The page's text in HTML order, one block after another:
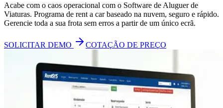
Acabe com o caos operacional com o Software de Aluguer de
Viaturas. Programa de rent a car baseado na nuvem, seguro e rápido.
Gerencie toda a sua frota sem erros a partir de um único ecrã.
SOLICITAR DEMO COTAÇÃO DE PREÇO